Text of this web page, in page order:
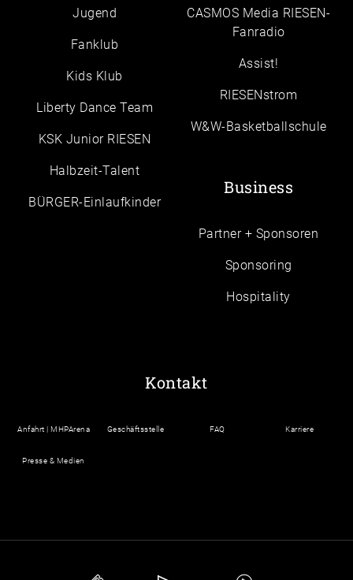
Jugend
Fanklub
Kids Klub
Liberty Dance Team
KSK Junior RIESEN
Halbzeit-Talent
BÜRGER-Einlaufkinder
CASMOS Media RIESEN-
Fanradio
Assist!
RIESENstrom
W&W-Basketballschule
Business
Partner + Sponsoren
Sponsoring
Hospitality
Kontakt
Anfahrt | MHPArena Geschäftsstelle FAQ Karriere
Presse & Medien